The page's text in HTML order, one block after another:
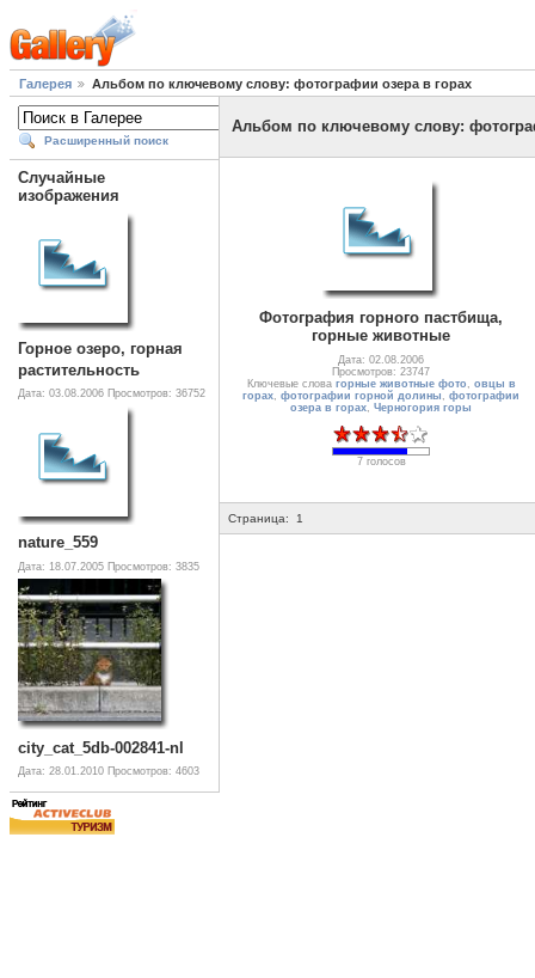
Галерея Альбом по ключевому слову: фотографии озера в горах
Расширенный поиск
Случайные
изображения
Горное озеро, горная
растительность
Дата: 03.08.2006 Просмотров: 36752
nature_559
Дата: 18.07.2005 Просмотров: 3835
city_cat_5db-002841-nl
Дата: 28.01.2010 Просмотров: 4603
Альбом по ключевому слову:
Фотография горного пастбища,
горные животные
Дата: 02.08.2006
Просмотров: 23747
Ключевые слова горные животные фото
овцы в
горах фотографии горной долины
фотографии
озера в горах Черногория горы
7 голосов
Страница: 1